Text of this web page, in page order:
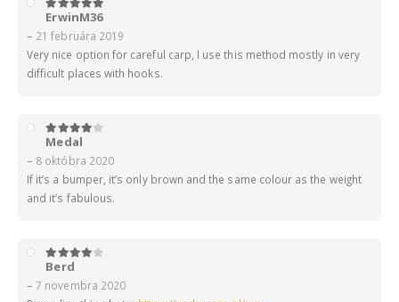
5z 5
ErwinM36
– 21 februára 2019
Very nice option for careful carp, I use this method mostly in very
difficult places with hooks.
4z 5
Medal
– 8 októbra 2020
If it’s a bumper, it’s only brown and the same colour as the weight
and it’s fabulous.
4z 5
Berd
– 7 novembra 2020